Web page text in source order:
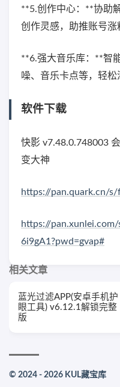
**5.创作中心：**协助
创作灵感，助推账号涨
**6.强大音乐库：**智
噪、音乐卡点等，轻松
软件下载
快影 v7.48.0.748003
变大神
https://pan.quark.cn/
https://
6i9gA1?pwd=gvap#
相关文章
蓝光过滤APP(安卓手机护
眼工具) v6.12.1解锁完整
版
© 2024 - 2026 KUL藏宝库